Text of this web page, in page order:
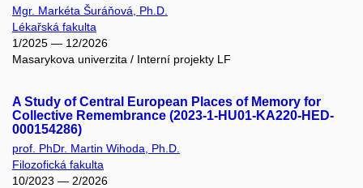
Mgr. Markéta Šuráňová, Ph.D.
Lékařská fakulta
1/2025 — 12/2026
Masarykova univerzita / Interní projekty LF
A Study of Central European Places of Memory for
Collective Remembrance (2023-1-HU01-KA220-HED-
000154286)
prof. PhDr. Martin Wihoda, Ph.D.
Filozofická fakulta
10/2023 — 2/2026